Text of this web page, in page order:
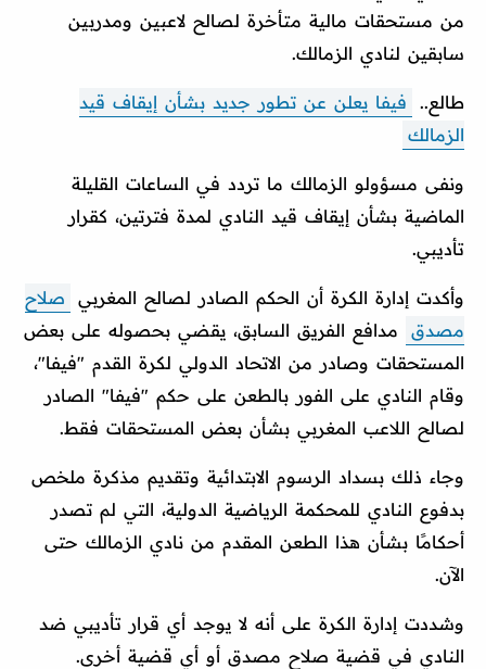
من مستحقات مالية متأخرة لصالح لاعبين ومدربين
سابقين لنادي الزمالك.
طالع..
فيفا يعلن عن تطور جديد بشأن إيقاف قيد
الزمالك
ونفى مسؤولو الزمالك ما تردد في الساعات القليلة
الماضية بشأن إيقاف قيد النادي لمدة فترتين، كقرار
تأديبي.
وأكدت إدارة الكرة أن الحكم الصادر لصالح المغربي
صلاح
مصدق
مدافع الفريق السابق، يقضي بحصوله على بعض
المستحقات وصادر من الاتحاد الدولي لكرة القدم "فيفا"،
وقام النادي على الفور بالطعن على حكم "فيفا" الصادر
لصالح اللاعب المغربي بشأن بعض المستحقات فقط.
وجاء ذلك بسداد الرسوم الابتدائية وتقديم مذكرة ملخص
بدفوع النادي للمحكمة الرياضية الدولية، التي لم تصدر
أحكامًا بشأن هذا الطعن المقدم من نادي الزمالك حتى
الآن.
وشددت إدارة الكرة على أنه لا يوجد أي قرار تأديبي ضد
النادي في قضية صلاح مصدق أو أي قضية أخرى.